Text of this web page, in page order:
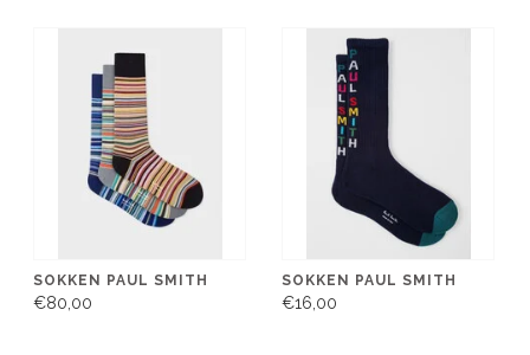
SOKKEN PAUL SMITH
€80,00
SOKKEN PAUL SMITH
€16,00